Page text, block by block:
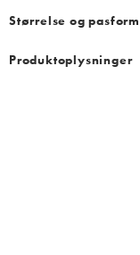
Størrelse og pasform
Produktoplysninger